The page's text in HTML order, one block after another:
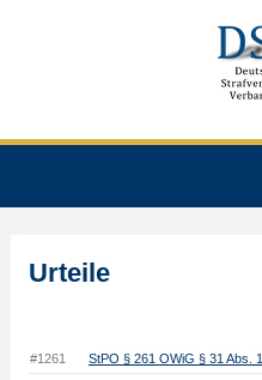
Urteile
#1261 StPO § 261 OWiG § 31 Abs. 1